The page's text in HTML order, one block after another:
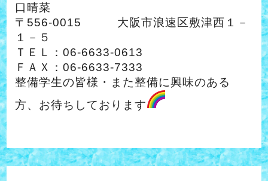
口晴菜
〒556-0015 大阪市浪速区敷津西１－
１－５
ＴＥＬ：06-6633-0613
ＦＡＸ：06-6633-7333
整備学生の皆様・また整備に興味のある
方、お待ちしております